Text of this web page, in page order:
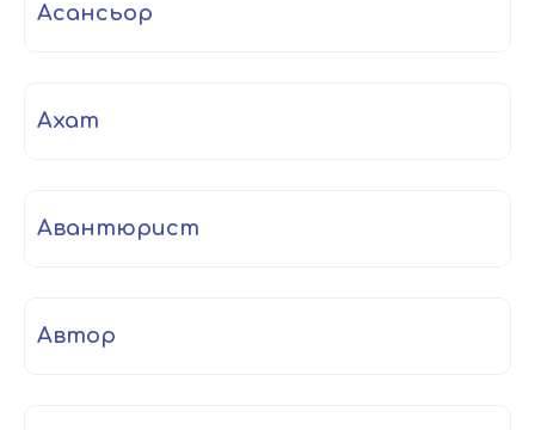
асансьор
ахат
авантюрист
автор